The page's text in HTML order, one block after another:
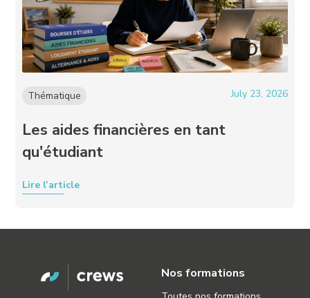
Thématique July 23, 2026
Les aides financières en tant
qu'étudiant
Lire l’article
Nos formations